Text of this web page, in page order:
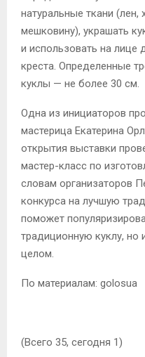
натуральные ткани (лен,
мешковину), украшать
и использовать на лице
креста. Определенные
куклы — не более 30 см.
Одна из инициаторов
мастерица Екатерина
открытия выставки
мастер-класс по
словам организаторов
конкурса на лучшую
поможет
традиционную куклу, но
целом.
По материалам: golosua
(Всего 35, сегодня 1)